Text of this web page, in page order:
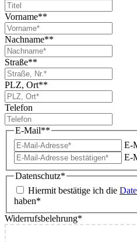
Vorname**
Nachname**
Straße**
PLZ, Ort**
Telefon
E-Mail**
E-
E-
Datenschutz*
Hiermit bestätige ich die
haben*
Widerrufsbelehrung*